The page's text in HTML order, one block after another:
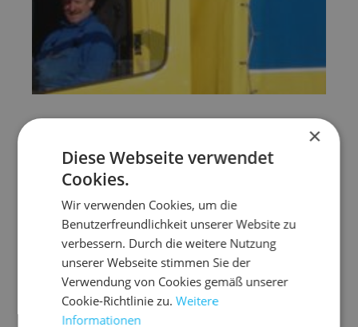
(Nettowarenwert, ohne MwSt.)keine Versandkosten
innerhalb Deutschlands, für deutsche Inseln fallen
Unter EUR 200,-(Nettowarenwert, ohne MwSt.)
berechnen wir eineVersandkostenpauschale von EUR
(Netto, ohne MwSt.).
Aufgrund starkgestiegener Energiekosten
aktuellen geopolitischen Lage berechnen wir
×
Diese Webseite verwendet
Cookies.
Wir verwenden Cookies, um die
Benutzerfreundlichkeit unserer Website zu
verbessern. Durch die weitere Nutzung
unserer Webseite stimmen Sie der
Verwendung von Cookies gemäß unserer
Cookie-Richtlinie zu.Weitere
Informationen